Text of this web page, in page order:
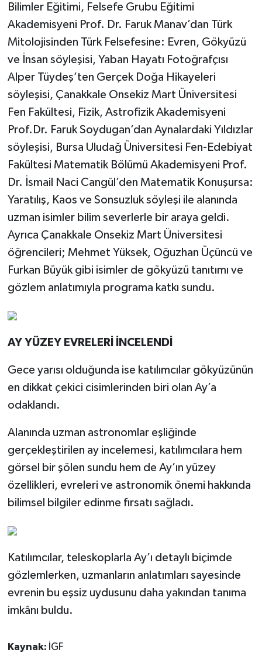
Bilimler Eğitimi, Felsefe Grubu Eğitimi
Akademisyeni Prof. Dr. Faruk Manav’dan Türk
Mitolojisinden Türk Felsefesine: Evren, Gökyüzü
ve İnsan söyleşisi, Yaban Hayatı Fotoğrafçısı
Alper Tüydeş’ten Gerçek Doğa Hikayeleri
söyleşisi, Çanakkale Onsekiz Mart Üniversitesi
Fen Fakültesi, Fizik, Astrofizik Akademisyeni
Prof.Dr. Faruk Soydugan’dan Aynalardaki Yıldızlar
söyleşisi, Bursa Uludağ Üniversitesi Fen-Edebiyat
Fakültesi Matematik Bölümü Akademisyeni Prof.
Dr. İsmail Naci Cangül’den Matematik Konuşursa:
Yaratılış, Kaos ve Sonsuzluk söyleşi ile alanında
uzman isimler bilim severlerle bir araya geldi.
Ayrıca Çanakkale Onsekiz Mart Üniversitesi
öğrencileri; Mehmet Yüksek, Oğuzhan Üçüncü ve
Furkan Büyük gibi isimler de gökyüzü tanıtımı ve
gözlem anlatımıyla programa katkı sundu.
AY YÜZEY EVRELERİ İNCELENDİ
Gece yarısı olduğunda ise katılımcılar gökyüzünün
en dikkat çekici cisimlerinden biri olan Ay’a
odaklandı.
Alanında uzman astronomlar eşliğinde
gerçekleştirilen ay incelemesi, katılımcılara hem
görsel bir şölen sundu hem de Ay’ın yüzey
özellikleri, evreleri ve astronomik önemi hakkında
bilimsel bilgiler edinme fırsatı sağladı.
Katılımcılar, teleskoplarla Ay’ı detaylı biçimde
gözlemlerken, uzmanların anlatımları sayesinde
evrenin bu eşsiz uydusunu daha yakından tanıma
imkânı buldu.
Kaynak: İGF